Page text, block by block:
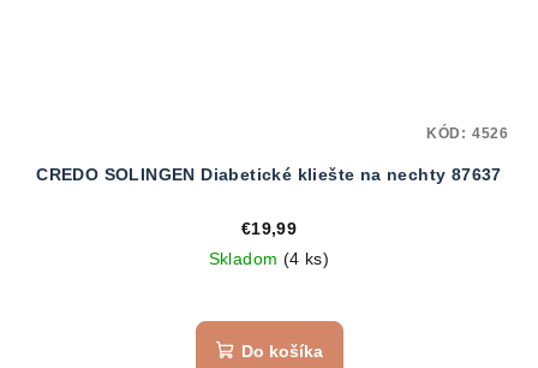
CREDO SOLINGEN Diabetické kliešte na nechty 87637
€19,99
Skladom (4 ks)
hodnotenie
produktu
Do košíka
KÓD: 4526